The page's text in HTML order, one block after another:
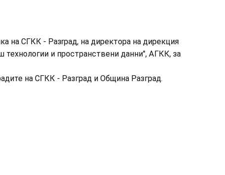
на СГКК - Разrрад, на директора на дирекция
и пространствени данни", АГКК, за
на СГКК - Разград и Община Разград.